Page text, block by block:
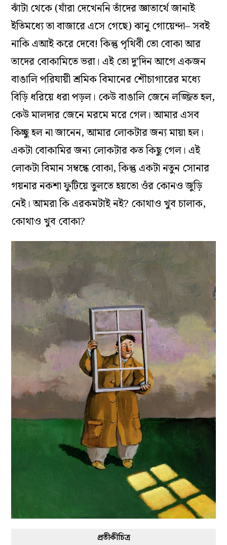
ঝাঁটা থেকে (যাঁরা দেখেননি তাঁদের জ্ঞাতার্থে জানাই
ইতিমধ্যে তা বাজারে এসে গেছে) ঝানু গোয়েন্দা– সবই
নাকি এআই করে দেবে! কিন্তু পৃথিবী তো বোকা আর
তাদের বোকামিতে ভরা। এই তো দু’দিন আগে একজন
বাঙালি পরিযায়ী শ্রমিক বিমানের শৌচাগারের মধ্যে
বিড়ি ধরিয়ে ধরা পড়ল। কেউ বাঙালি জেনে লজ্জিত হল,
কেউ মালদার জেনে মরমে মরে গেল। আমার এসব
কিচ্ছু হল না জানেন, আমার লোকটার জন্য মায়া হল।
একটা বোকামির জন্য লোকটার কত কিছু গেল। এই
লোকটা বিমান সম্বন্ধে বোকা, কিন্তু একটা নতুন সোনার
গয়নার নকশা ফুটিয়ে তুলতে হয়তো ওঁর কোনও জুড়ি
নেই। আমরা কি এরকমটাই নই? কোথাও খুব চালাক,
কোথাও খুব বোকা?
প্রতীকীচিত্র